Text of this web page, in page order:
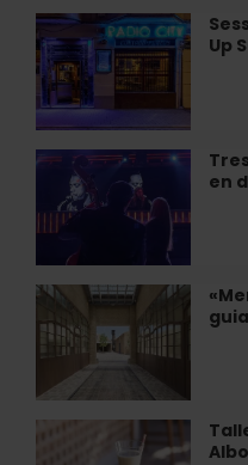
Alegal
de
València
Up
Sessió
d'improvisació
«Funked
Up
Sundaze
Jam»
València
en
Tres
plans
per
a
escoltar
jazz
directe
València
«Memòria
habitada»:
visites
guiades
a
Bombas
Tallers